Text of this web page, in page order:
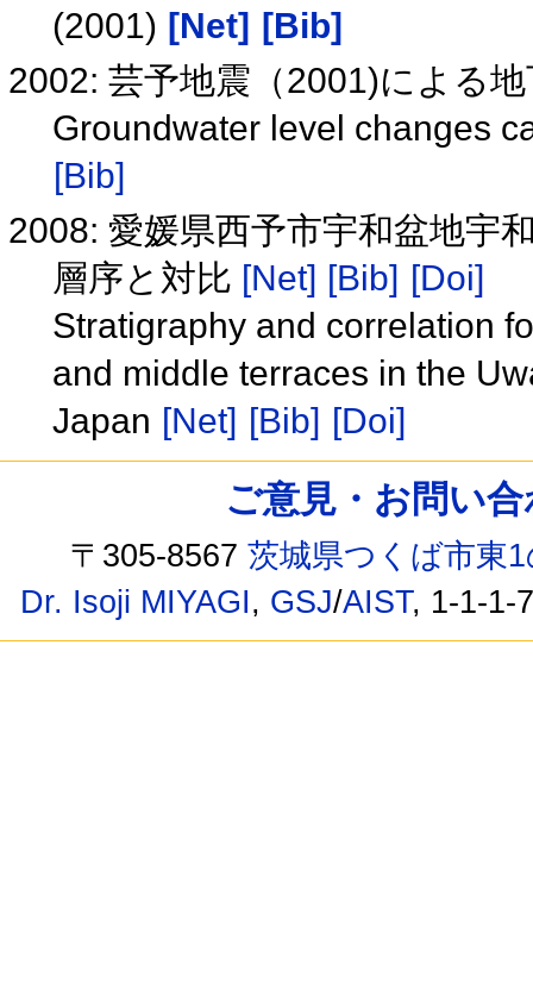
(2001) [Net]
[Bib]
2002: 芸予地震（2001)による
Groundwater level changes
[Bib]
2008: 愛媛県西予市宇和盆地宇
層序と対比 [Net] [Bib] [Doi]
Stratigraphy and correlation
and middle terraces in the
Japan [Net] [Bib] [Doi]
ご意見・お問い
〒305-8567茨城県つくば市東
Dr. Isoji MIYAGI, GSJ/AIST, 1-1-1-